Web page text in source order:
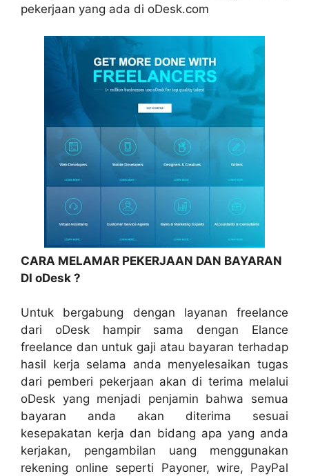
pekerjaan yang ada di oDesk.com
CARA MELAMAR PEKERJAAN DAN BAYARAN
DI oDesk ?
Untuk bergabung dengan layanan freelance
dari oDesk hampir sama dengan Elance
freelance dan untuk gaji atau bayaran terhadap
hasil kerja selama anda menyelesaikan tugas
dari pemberi pekerjaan akan di terima melalui
oDesk yang menjadi penjamin bahwa semua
bayaran anda akan diterima sesuai
kesepakatan kerja dan bidang apa yang anda
kerjakan, pengambilan uang menggunakan
rekening online seperti Payoner, wire, PayPal